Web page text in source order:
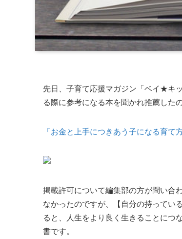
先日、子育て応援マガジン「ベイ★キ
る際に参考になる本を聞かれ推薦した
「お金と上手につきあう子になる育て方
掲載許可について編集部の方が問い合
なかったのですが、【自分の持ってい
ると、人生をより良く生きることにつ
書です。